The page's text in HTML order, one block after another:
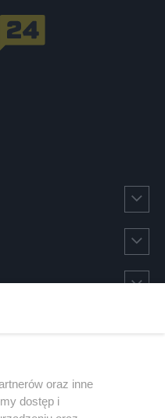
oraz inne
dostęp i